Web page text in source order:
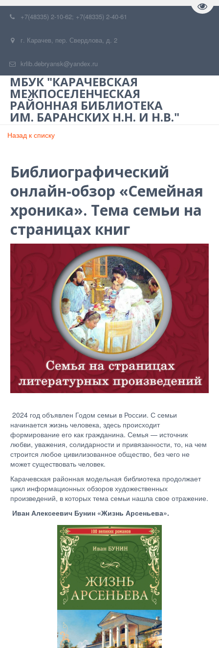
+7(48335) 2-10-62; +7(48335) 2-40-61
г. Карачев, пер. Свердлова, д. 2
krlib.debryansk@yandex.ru
МБУК "КАРАЧЕВСКАЯ
МЕЖПОСЕЛЕНЧЕСКАЯ
РАЙОННАЯ БИБЛИОТЕКА
ИМ. БАРАНСКИХ Н.Н. И Н.В."
Назад к списку
Библиографический
онлайн-обзор «Семейная
хроника». Тема семьи на
страницах книг
2024 год объявлен Годом семьи в России. С семьи
начинается жизнь человека, здесь происходит
формирование его как гражданина. Семья — источник
любви, уважения, солидарности и привязанности, то, на чем
строится любое цивилизованное общество, без чего не
может существовать человек.
Карачевская районная модельная библиотека продолжает
цикл информационных обзоров художественных
произведений, в которых тема семьи нашла свое отражение.
Иван Алексеевич Бунин «Жизнь Арсеньева».